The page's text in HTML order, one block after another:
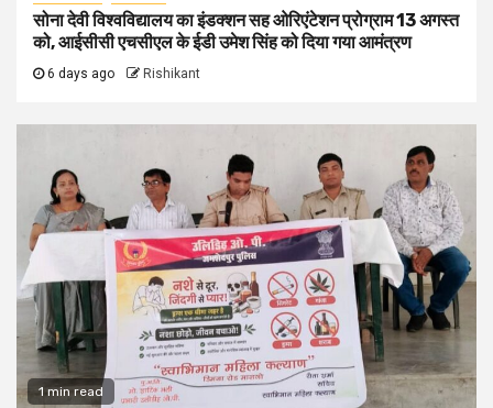
सोना देवी विश्वविद्यालय का इंडक्शन सह ओरिएंटेशन प्रोग्राम 13 अगस्त
को, आईसीसी एचसीएल के ईडी उमेश सिंह को दिया गया आमंत्रण
6 days ago Rishikant
1 min read